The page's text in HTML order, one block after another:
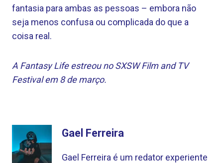
fantasia para ambas as pessoas – embora não
seja menos confusa ou complicada do que a
coisa real.
A Fantasy Life estreou no SXSW Film and TV
Festival em 8 de março.
Gael Ferreira
Gael Ferreira é um redator experiente